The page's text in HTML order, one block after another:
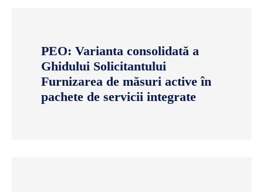
PEO: Varianta consolidată a
Ghidului Solicitantului
Furnizarea de măsuri active în
pachete de servicii integrate